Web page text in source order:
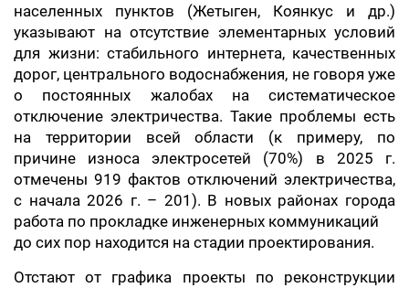
населенных пунктов (Жетыген, Коянкус и др.)
указывают на отсутствие элементарных условий
для жизни: стабильного интернета, качественных
дорог, центрального водоснабжения, не говоря уже
о постоянных жалобах на систематическое
отключение электричества. Такие проблемы есть
на территории всей области (к примеру, по
причине износа электросетей (70%) в 2025 г.
отмечены 919 фактов отключений электричества,
с начала 2026 г. – 201). В новых районах города
работа по прокладке инженерных коммуникаций
до сих пор находится на стадии проектирования.
Отстают от графика проекты по реконструкции